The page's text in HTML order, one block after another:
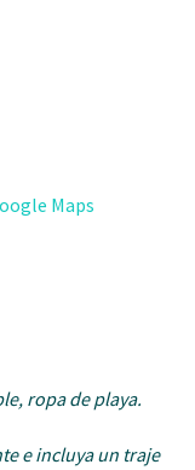
Maps
ropa de playa.
e incluya un traje